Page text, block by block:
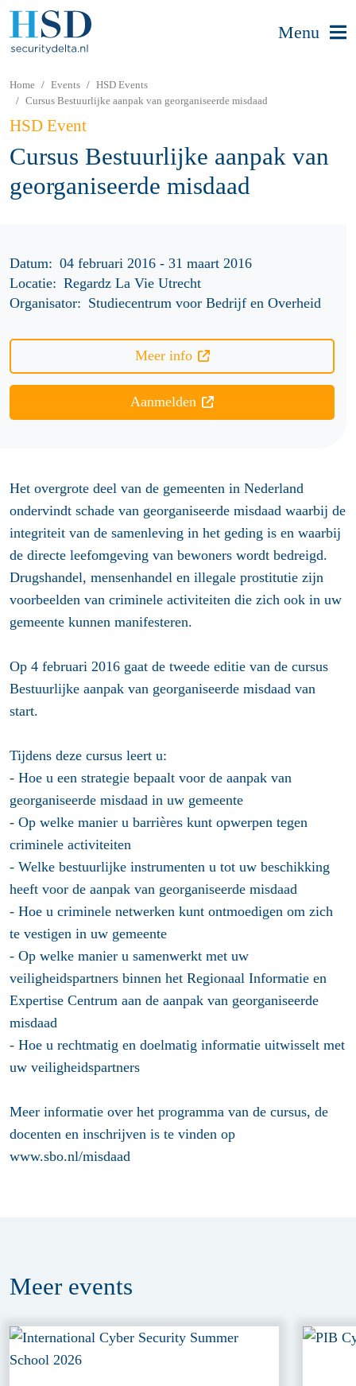
Menu
Home Events
HSD Events
Cursus Bestuurlijke aanpak van georganiseerde misdaad
HSD Event
Cursus Bestuurlijke aanpak van
georganiseerde misdaad
Datum: 04 februari 2016 - 31 maart 2016
Locatie: Regardz La Vie Utrecht
Organisator: Studiecentrum voor Bedrijf en Overheid
Meer info
Aanmelden
Het overgrote deel van de gemeenten in Nederland
ondervindt schade van georganiseerde misdaad waarbij de
integriteit van de samenleving in het geding is en waarbij
de directe leefomgeving van bewoners wordt bedreigd.
Drugshandel, mensenhandel en illegale prostitutie zijn
voorbeelden van criminele activiteiten die zich ook in uw
gemeente kunnen manifesteren.
Op 4 februari 2016 gaat de tweede editie van de cursus
Bestuurlijke aanpak van georganiseerde misdaad van
start.
Tijdens deze cursus leert u:
- Hoe u een strategie bepaalt voor de aanpak van
georganiseerde misdaad in uw gemeente
- Op welke manier u barrières kunt opwerpen tegen
criminele activiteiten
- Welke bestuurlijke instrumenten u tot uw beschikking
heeft voor de aanpak van georganiseerde misdaad
- Hoe u criminele netwerken kunt ontmoedigen om zich
te vestigen in uw gemeente
- Op welke manier u samenwerkt met uw
veiligheidspartners binnen het Regionaal Informatie en
Expertise Centrum aan de aanpak van georganiseerde
misdaad
- Hoe u rechtmatig en doelmatig informatie uitwisselt met
uw veiligheidspartners
Meer informatie over het programma van de cursus, de
docenten en inschrijven is te vinden op
www.sbo.nl/misdaad
Meer events